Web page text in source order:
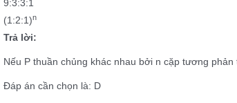
9:3:3:1
(1:2:1)n
Trả lời:
Nếu P thuần chủng khác nhau bởi n cặp tương
Đáp án cần chọn là: D